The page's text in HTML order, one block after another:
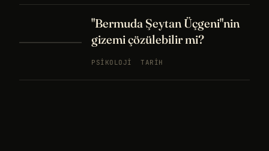
"Bermuda Şeytan Üçgeni"nin
gizemi çözülebilir mi?
PSIKOLOJI TARIH